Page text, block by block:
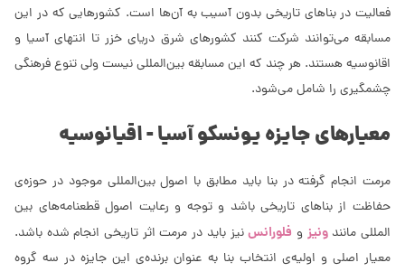
فعالیت در بناهای تاریخی بدون آسیب به آن‌ها است. کشورهایی که در این
مسابقه می‌توانند شرکت کنند کشورهای شرق دریای خزر تا انتهای آسیا و
اقانوسیه هستند. هر چند که این مسابقه بین‌المللی نیست ولی تنوع فرهنگی
چشمگیری را شامل می‌شود.
معیارهای جایزه یونسکو آسیا - اقیانوسیه
مرمت انجام گرفته در بنا باید مطابق با اصول بین‌المللی موجود در حوزه‌ی
حفاظت از بناهای تاریخی باشد و توجه و رعایت اصول قطعنامه‌های بین
المللی مانندونیز و فلورانسنیز باید در مرمت اثر تاریخی انجام شده باشد.
معیار اصلی و اولیه‌ی انتخاب بنا به عنوان برنده‌ی این جایزه در سه گروه